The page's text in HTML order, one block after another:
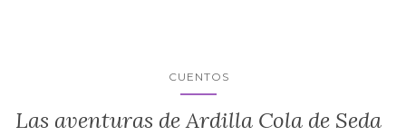
CUENTOS
Las aventuras de Ardilla Cola de Seda